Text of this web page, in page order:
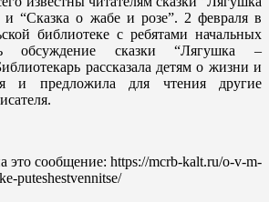
и “Сказка о жабе и розе”. 2 февраля в
библиотеке с ребятами начальных
обсуждение сказки “Лягушка –
рассказала детям о жизни и
и предложила для чтения другие
это сообщение: https://mcrb-kalt.ru/o-v-m-
puteshestvennitse/